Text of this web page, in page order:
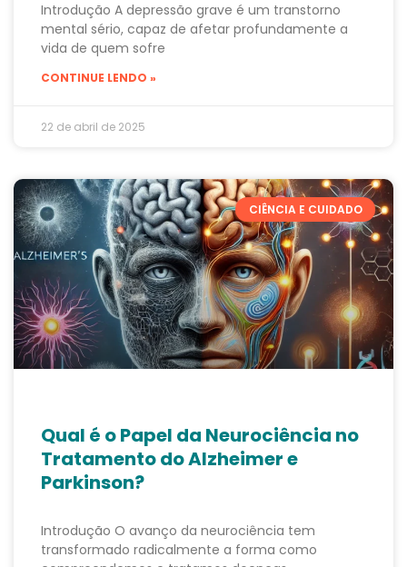
Introdução A depressão grave é um transtorno
mental sério, capaz de afetar profundamente a
vida de quem sofre
CONTINUE LENDO »
22 de abril de 2025
CIÊNCIA E CUIDADO
Qual é o Papel da Neurociência no
Tratamento do Alzheimer e
Parkinson?
Introdução O avanço da neurociência tem
transformado radicalmente a forma como